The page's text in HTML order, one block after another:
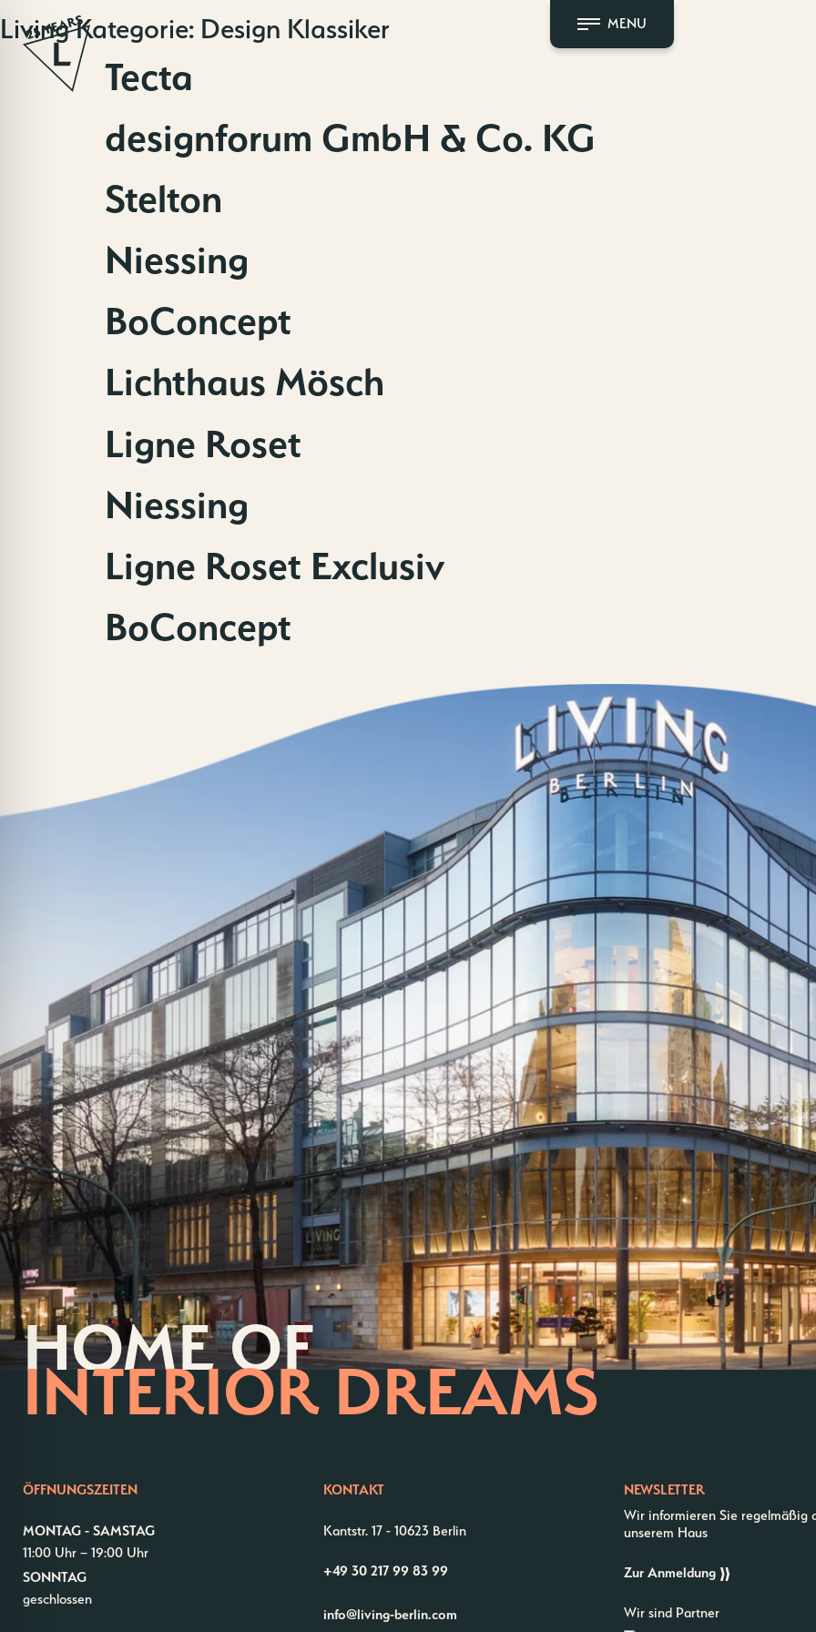
Zum
Inhalt
springen
MENU
Kontakt
Wedding
Anfahrt &
Vermietung
Newsletter
Living Kategorie: Design Klassiker
Tecta
designforum GmbH & Co. KG
Stelton
Niessing
BoConcept
Lichthaus Mösch
Ligne Roset
Niessing
Ligne Roset Exclusiv
BoConcept
HOME OF
INTERIOR DREAMS
ÖFFNUNGSZEITEN
MONTAG - SAMSTAG
11:00 Uhr – 19:00 Uhr
SONNTAG
geschlossen
KONTAKT
Kantstr. 17- 10623 Berlin
+49 30 217 99 83 99
info@living-berlin.com
NEWSLETTER
Wir informieren Sie regelmäßig
unserem Haus
Zur Anmeldung
Wir sind Partner